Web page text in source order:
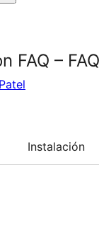
FAQ –
Instalación